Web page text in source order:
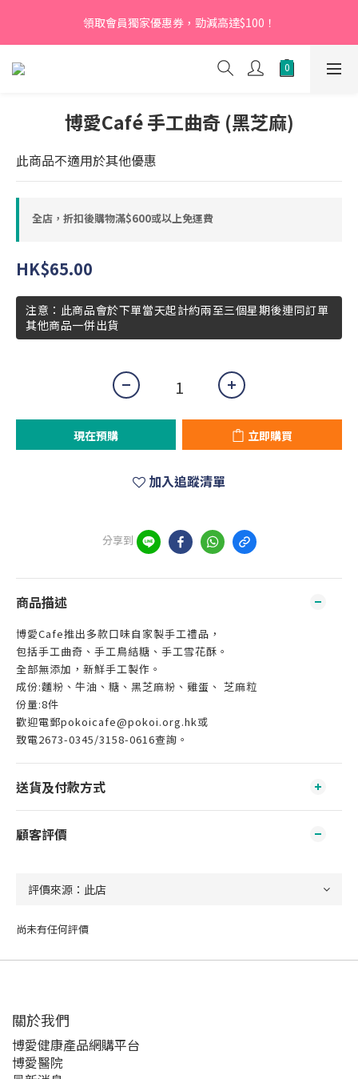
【新會員】即日起至2026月12月31日，首次下單輸入優惠碼
「NEW95」即可享95折
領取會員獨家優惠券，勁減高達$100！
【新會員】即日起至2026月12月31日，首次下單輸入優惠碼
「NEW95」即可享95折
博愛Café 手工曲奇 (黑芝麻)
此商品不適用於其他優惠
全店，折扣後購物滿$600或以上免運費
HK$65.00
注意：此商品會於下單當天起計約兩至三個星期後連同訂單
其他商品一併出貨
現在預購 立即購買
加入追蹤清單
分享到
商品描述
博愛Cafe推出多款口味自家製手工禮品，
包括手工曲奇、手工鳥結糖、手工雪花酥。
全部無添加，新鮮手工製作。
成份:麵粉、牛油、糖、黑芝麻粉、雞蛋、 芝麻粒
份量:8件
歡迎電郵pokoicafe@pokoi.org.hk或
致電2673-0345/3158-0616查詢。
送貨及付款方式
顧客評價
尚未有任何評價
關於我們‎
博愛健康產品網購平台
博愛醫院